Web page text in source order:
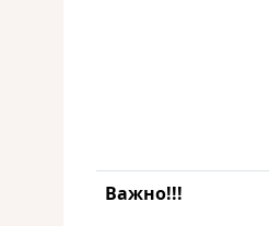
Важно!!!